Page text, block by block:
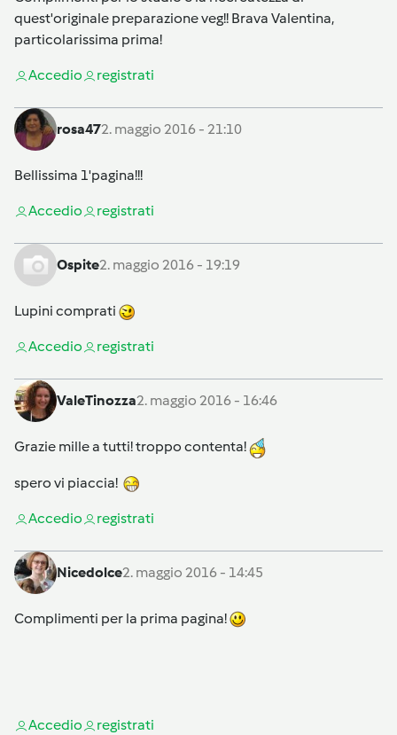
quest'originale preparazione veg!! Brava Valentina,
particolarissima prima!
Accedio registrati
rosa472. maggio 2016 - 21:10
Bellissima 1'pagina!!!
Accedio registrati
Ospite2. maggio 2016 - 19:19
Lupini comprati
Accedio registrati
ValeTinozza2. maggio 2016 - 16:46
Grazie mille a tutti! troppo contenta!
spero vi piaccia!
Accedio registrati
Nicedolce2. maggio 2016 - 14:45
Complimenti per la prima pagina!
Accedio registrati